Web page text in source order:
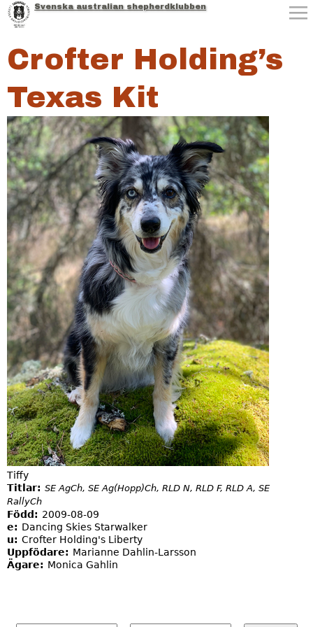
Jump to navigation
Svenska australian shepherdklubben
Crofter Holding’s
Texas Kit
Tiffy
Titlar: SE AgCh, SE Ag(Hopp)Ch, RLD N, RLD F, RLD A, SE
RallyCh
Född: 2009-08-09
e: Dancing Skies Starwalker
u: Crofter Holding's Liberty
Uppfödare: Marianne Dahlin-Larsson
Ägare: Monica Gahlin